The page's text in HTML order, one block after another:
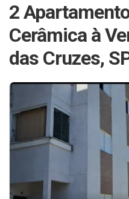
2
Cerâmica à
das Cruzes,